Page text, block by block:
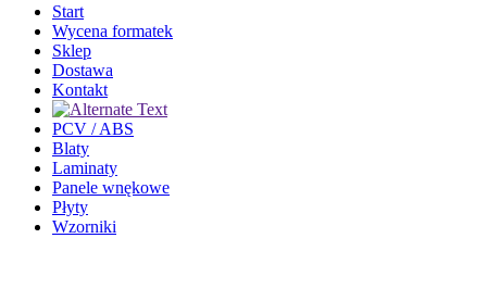
Start
Wycena formatek
Sklep
Dostawa
Kontakt
PCV / ABS
Blaty
Laminaty
Panele wnękowe
Płyty
Wzorniki